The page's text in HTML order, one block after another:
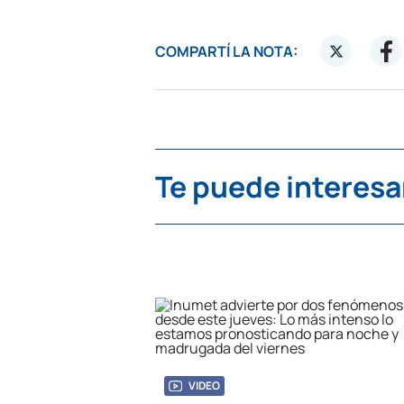
COMPARTÍ LA NOTA:
Te puede
VIDEO